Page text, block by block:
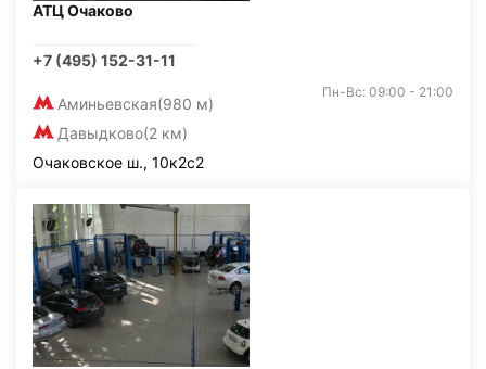
АТЦ Очаково
+7 (495) 152-31-11
Аминьевская(980 м)
Давыдково(2 км)
Пн-Вс: 09:00 - 21:00
Очаковское ш., 10к2с2